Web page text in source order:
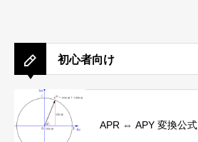
初心者向け
APR ⇔ APY 変換公式